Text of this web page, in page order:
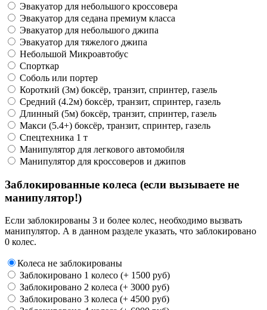
Эвакуатор для небольшого кроссовера
Эвакуатор для седана премиум класса
Эвакуатор для небольшого джипа
Эвакуатор для тяжелого джипа
Небольшой Микроавтобус
Спорткар
Соболь или портер
Короткий (3м) боксёр, транзит, спринтер, газель
Средний (4.2м) боксёр, транзит, спринтер, газель
Длинный (5м) боксёр, транзит, спринтер, газель
Макси (5.4+) боксёр, транзит, спринтер, газель
Спецтехника 1 т
Манипулятор для легкового автомобиля
Манипулятор для кроссоверов и джипов
Заблокированные колеса (если вызываете не
манипулятор!)
Если заблокированы 3 и более колес, необходимо вызвать
манипулятор. А в данном разделе указать, что заблокировано
0 колес.
Колеса не заблокированы
Заблокировано 1 колесо (+ 1500 руб)
Заблокировано 2 колеса (+ 3000 руб)
Заблокировано 3 колеса (+ 4500 руб)